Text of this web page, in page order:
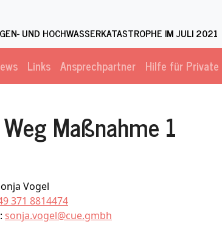
UND HOCHWASSERKATASTROPHE IM JULI 2021
Links Ansprechpartner Hilfe für Private
Maßnahme 1
Vogel
371 8814474
sonja.vogel@cue.gmbh